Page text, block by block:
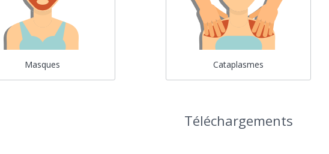
Masques Cataplasmes
Téléchargements